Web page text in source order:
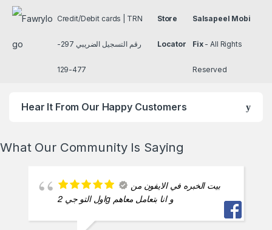
Credit/Debit cards | TRN
رقم التسجيل الضريبي 297-
477-129
Store
Locator
Salsapeel Mobi
Fix- All Rights
Reserved
Hear It From Our Happy Customers
What Our Community Is Saying
بيت الخبره في الايفون من
اول التو جي 2g و انا بتعامل معاهم